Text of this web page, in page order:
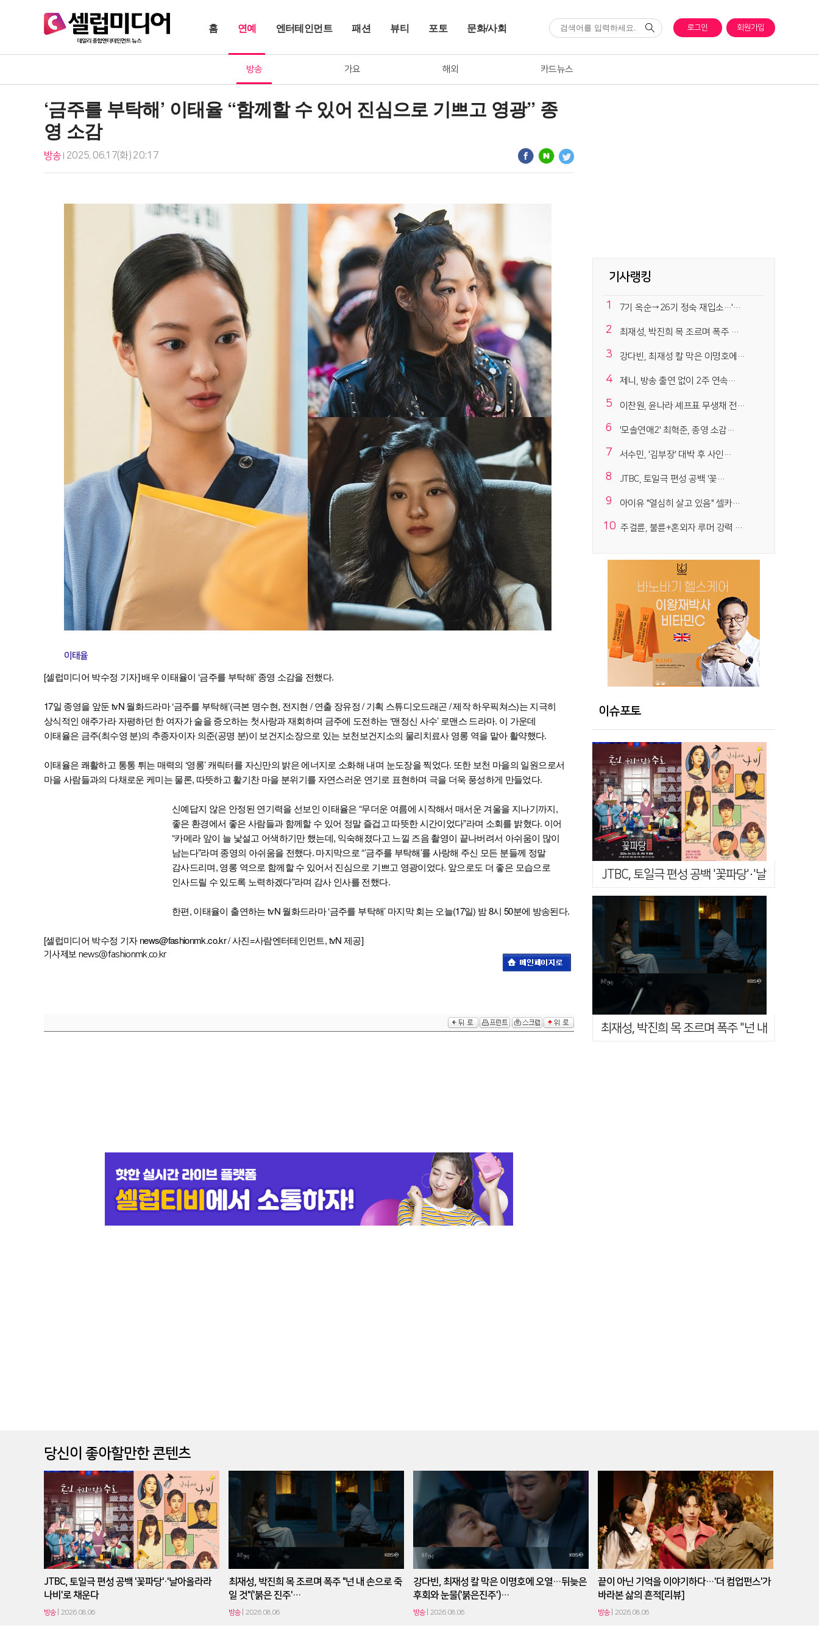
로그인 회원가입
홈 연예
방송 가요 해외 카드뉴스
엔터테인먼트 패션 뷰티 포토 문화/사회
‘금주를 부탁해’ 이태율 “함께할 수 있어 진심으로 기쁘고 영광” 종
영 소감
방송 2025. 06.17(화) 20:17
이태율
[셀럽미디어 박수정 기자] 배우 이태율이 ‘금주를 부탁해’ 종영 소감을 전했다.
17일 종영을 앞둔 tvN 월화드라마 ‘금주를 부탁해’(극본 명수현, 전지현 / 연출 장유정 / 기획 스튜디오드래곤 / 제작 하우픽쳐스)는 지극히
상식적인 애주가라 자평하던 한 여자가 술을 증오하는 첫사랑과 재회하며 금주에 도전하는 ‘맨정신 사수’ 로맨스 드라마. 이 가운데
이태율은 금주(최수영 분)의 추종자이자 의준(공명 분)이 보건지소장으로 있는 보천보건지소의 물리치료사 영롱 역을 맡아 활약했다.
이태율은 쾌활하고 통통 튀는 매력의 ‘영롱’ 캐릭터를 자신만의 밝은 에너지로 소화해 내며 눈도장을 찍었다. 또한 보천 마을의 일원으로서
마을 사람들과의 다채로운 케미는 물론, 따뜻하고 활기찬 마을 분위기를 자연스러운 연기로 표현하며 극을 더욱 풍성하게 만들었다.
신예답지 않은 안정된 연기력을 선보인 이태율은 “무더운 여름에 시작해서 매서운 겨울을 지나기까지,
좋은 환경에서 좋은 사람들과 함께할 수 있어 정말 즐겁고 따뜻한 시간이었다”라며 소회를 밝혔다. 이어
“카메라 앞이 늘 낯설고 어색하기만 했는데, 익숙해졌다고 느낄 즈음 촬영이 끝나버려서 아쉬움이 많이
남는다”라며 종영의 아쉬움을 전했다. 마지막으로 “’금주를 부탁해’를 사랑해 주신 모든 분들께 정말
감사드리며, 영롱 역으로 함께할 수 있어서 진심으로 기쁘고 영광이었다. 앞으로도 더 좋은 모습으로
인사드릴 수 있도록 노력하겠다”라며 감사 인사를 전했다.
한편, 이태율이 출연하는 tvN 월화드라마 ‘금주를 부탁해’ 마지막 회는 오늘(17일) 밤 8시 50분에 방송된다.
[셀럽미디어 박수정 기자 news@fashionmk.co.kr / 사진=사람엔터테인먼트, tvN 제공]
기사제보 news@fashionmk.co.kr
기사랭킹
1 7기 옥순→26기 정숙 재입소…'…
2 최재성, 박진희 목 조르며 폭주 …
3 강다빈, 최재성 칼 막은 이명호에…
4 제니, 방송 출연 없이 2주 연속…
5 이찬원, 윤나라 셰프표 무생채 전…
6 '모솔연애2' 최혁준, 종영 소감…
7 서수민, '김부장' 대박 후 사인…
8 JTBC, 토일극 편성 공백 '꽃…
9 아이유 "열심히 살고 있음" 셀카…
10 주걸륜, 불륜+혼외자 루머 강력 …
이슈포토
JTBC, 토일극 편성 공백 '꽃파당'·'날
아올라라 나비'로 채운다
최재성, 박진희 목 조르며 폭주 "넌 내
당신이 좋아할만한 콘텐츠
JTBC, 토일극 편성 공백 '꽃파당'·'날아올라라
나비'로 채운다
방송 2026.08.06
최재성, 박진희 목 조르며 폭주 "넌 내 손으로 죽
일 것"('붉은 진주'…
방송 2026.08.06
강다빈, 최재성 칼 막은 이명호에 오열…뒤늦은
후회와 눈물('붉은진주')…
방송 2026.08.06
끝이 아닌 기억을 이야기하다…'더 컴업펀스'가
바라본 삶의 흔적[리뷰]
방송 2026.08.06